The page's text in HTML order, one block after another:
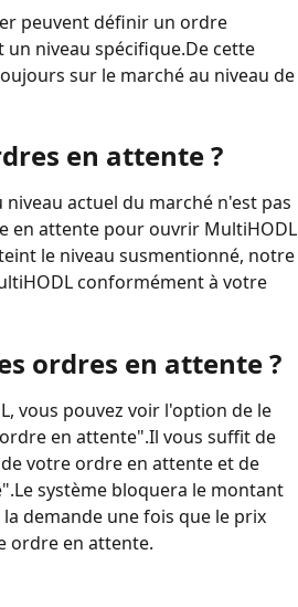
peuvent définir un ordre
niveau spécifique.De cette
sur le marché au niveau de
en attente ?
actuel du marché n'est pas
en attente pour ouvrir MultiHODL
le niveau susmentionné, notre
conformément à votre
ordres en attente ?
vous pouvez voir l'option de le
en attente".Il vous suffit de
votre ordre en attente et de
système bloquera le montant
demande une fois que le prix
ordre en attente.